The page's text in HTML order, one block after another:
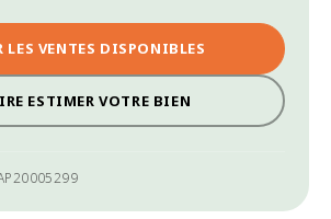
LES VENTES DISPONIBLES
ESTIMER VOTRE BIEN